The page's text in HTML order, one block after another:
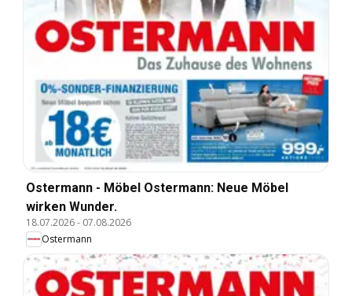
Ostermann - Möbel Ostermann: Neue Möbel
wirken Wunder.
18.07.2026- 07.08.2026
Ostermann